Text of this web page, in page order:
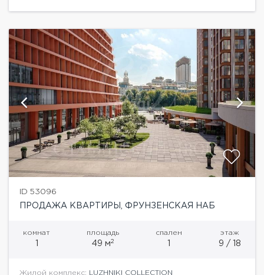
ID 53096
ПРОДАЖА КВАРТИРЫ, ФРУНЗЕНСКАЯ НАБ
комнат
1
площадь
49 м2
спален
1
этаж
9 / 18
Жилой комплекс: LUZHNIKI COLLECTION